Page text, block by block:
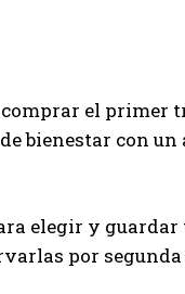
el primer
bienestar con
elegir y guardar
por